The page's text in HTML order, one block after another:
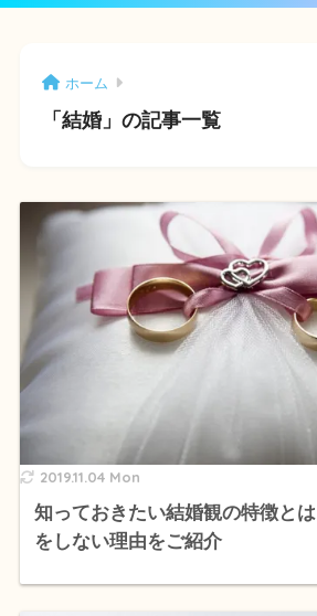
ホーム
「結婚」の記事一覧
2019.11.04 Mon
知っておきたい結婚観の特徴と
をしない理由をご紹介